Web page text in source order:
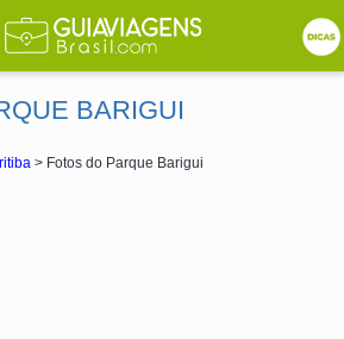
BARIGUI
> Fotos do Parque Barigui